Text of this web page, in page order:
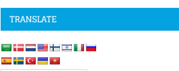
TRANSLATE